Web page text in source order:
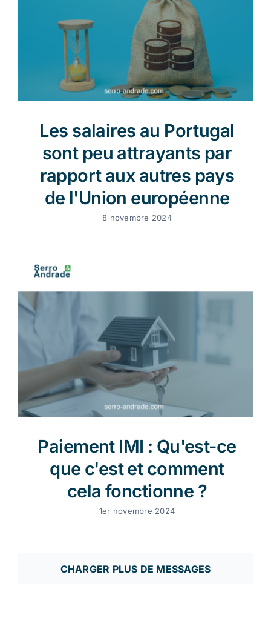
Les salaires au Portugal
sont peu attrayants par
rapport aux autres pays
de l'Union européenne
8 novembre 2024
Paiement IMI : Qu'est-ce
que c'est et comment
cela fonctionne ?
1er novembre 2024
CHARGER PLUS DE MESSAGES